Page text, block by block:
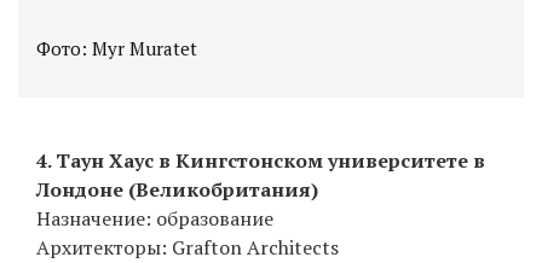
Фото: Myr Muratet
4. Таун Хаус в Кингстонском университете в
Лондоне (Великобритания)
Назначение: образование
Архитекторы: Grafton Architects